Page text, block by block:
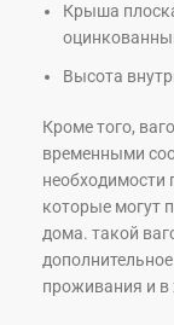
Крыша
Высота
Кроме того,
временными
необходимости
которые могут
дома. такой
проживания и в